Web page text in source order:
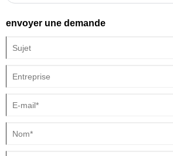
essentiel dans
lumière de Wu, la lumière brune, et feu rouge.
envoyer une demande